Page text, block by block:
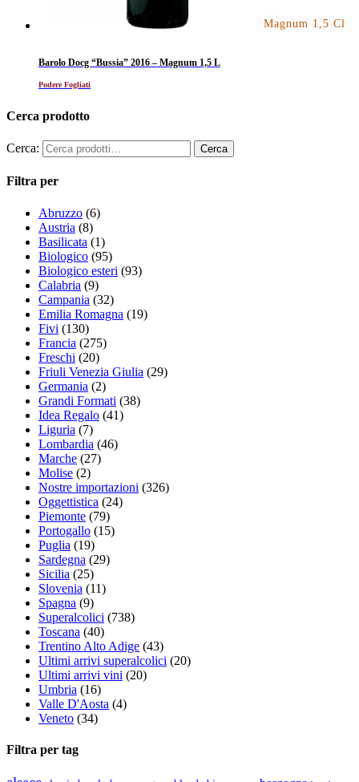
Magnum 1,5 Cl
Barolo Docg “Bussia” 2016 – Magnum 1,5 L
Podere Fogliati
Cerca prodotto
Cerca:
Filtra per
Abruzzo (6)
Austria (8)
Basilicata (1)
Biologico (95)
Biologico esteri (93)
Calabria (9)
Campania (32)
Emilia Romagna (19)
Fivi (130)
Francia (275)
Freschi (20)
Friuli Venezia Giulia (29)
Germania (2)
Grandi Formati (38)
Idea Regalo (41)
Liguria (7)
Lombardia (46)
Marche (27)
Molise (2)
Nostre importazioni (326)
Oggettistica (24)
Piemonte (79)
Portogallo (15)
Puglia (19)
Sardegna (29)
Sicilia (25)
Slovenia (11)
Spagna (9)
Superalcolici (738)
Toscana (40)
Trentino Alto Adige (43)
Ultimi arrivi superalcolici (20)
Ultimi arrivi vini (20)
Umbria (16)
Valle D'Aosta (4)
Veneto (34)
Filtra per tag